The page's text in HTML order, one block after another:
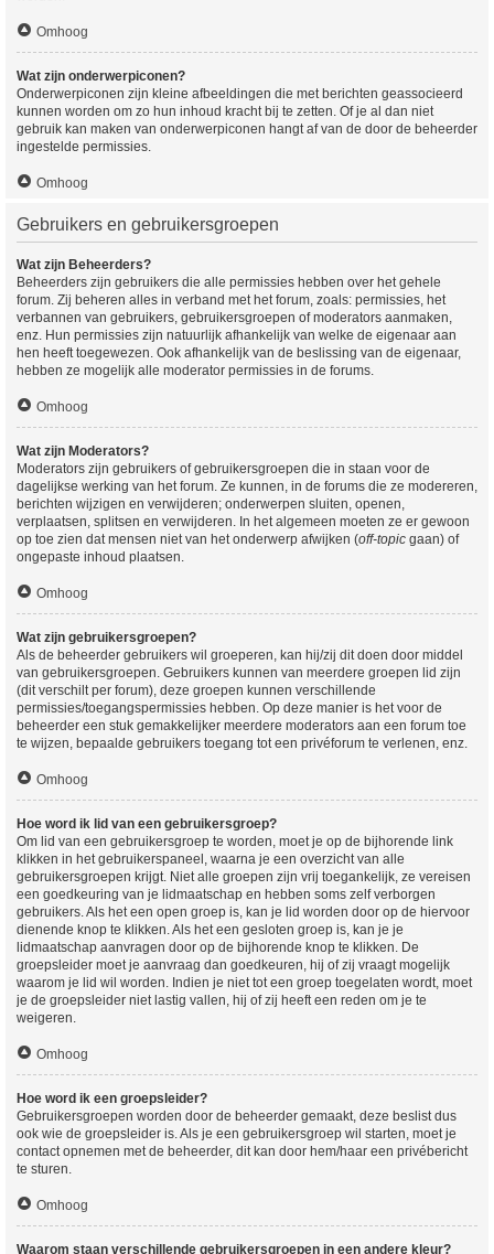
Omhoog
Wat zijn onderwerpiconen?
Onderwerpiconen zijn kleine afbeeldingen die met berichten geassocieerd
kunnen worden om zo hun inhoud kracht bij te zetten. Of je al dan niet
gebruik kan maken van onderwerpiconen hangt af van de door de beheerder
ingestelde permissies.
Omhoog
Gebruikers en gebruikersgroepen
Wat zijn Beheerders?
Beheerders zijn gebruikers die alle permissies hebben over het gehele
forum. Zij beheren alles in verband met het forum, zoals: permissies, het
verbannen van gebruikers, gebruikersgroepen of moderators aanmaken,
enz. Hun permissies zijn natuurlijk afhankelijk van welke de eigenaar aan
hen heeft toegewezen. Ook afhankelijk van de beslissing van de eigenaar,
hebben ze mogelijk alle moderator permissies in de forums.
Omhoog
Wat zijn Moderators?
Moderators zijn gebruikers of gebruikersgroepen die in staan voor de
dagelijkse werking van het forum. Ze kunnen, in de forums die ze modereren,
berichten wijzigen en verwijderen; onderwerpen sluiten, openen,
verplaatsen, splitsen en verwijderen. In het algemeen moeten ze er gewoon
op toe zien dat mensen niet van het onderwerp afwijken (off-topic gaan) of
ongepaste inhoud plaatsen.
Omhoog
Wat zijn gebruikersgroepen?
Als de beheerder gebruikers wil groeperen, kan hij/zij dit doen door middel
van gebruikersgroepen. Gebruikers kunnen van meerdere groepen lid zijn
(dit verschilt per forum), deze groepen kunnen verschillende
permissies/toegangspermissies hebben. Op deze manier is het voor de
beheerder een stuk gemakkelijker meerdere moderators aan een forum toe
te wijzen, bepaalde gebruikers toegang tot een privéforum te verlenen, enz.
Omhoog
Hoe word ik lid van een gebruikersgroep?
Om lid van een gebruikersgroep te worden, moet je op de bijhorende link
klikken in het gebruikerspaneel, waarna je een overzicht van alle
gebruikersgroepen krijgt. Niet alle groepen zijn vrij toegankelijk, ze vereisen
een goedkeuring van je lidmaatschap en hebben soms zelf verborgen
gebruikers. Als het een open groep is, kan je lid worden door op de hiervoor
dienende knop te klikken. Als het een gesloten groep is, kan je je
lidmaatschap aanvragen door op de bijhorende knop te klikken. De
groepsleider moet je aanvraag dan goedkeuren, hij of zij vraagt mogelijk
waarom je lid wil worden. Indien je niet tot een groep toegelaten wordt, moet
je de groepsleider niet lastig vallen, hij of zij heeft een reden om je te
weigeren.
Omhoog
Hoe word ik een groepsleider?
Gebruikersgroepen worden door de beheerder gemaakt, deze beslist dus
ook wie de groepsleider is. Als je een gebruikersgroep wil starten, moet je
contact opnemen met de beheerder, dit kan door hem/haar een privébericht
te sturen.
Omhoog
Waarom staan verschillende gebruikersgroepen in een andere kleur?